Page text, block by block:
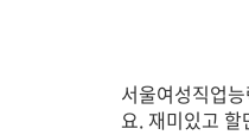
서울여성직업
요. 재미있고 할